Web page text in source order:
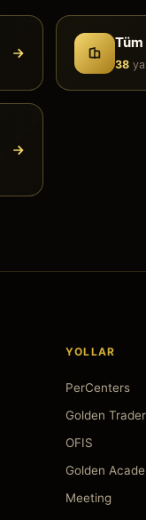
38
YOLLAR
PerCenters
Golden
OFIS
Golden
Meeting